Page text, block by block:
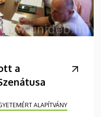
a
ALAPÍTVÁNY